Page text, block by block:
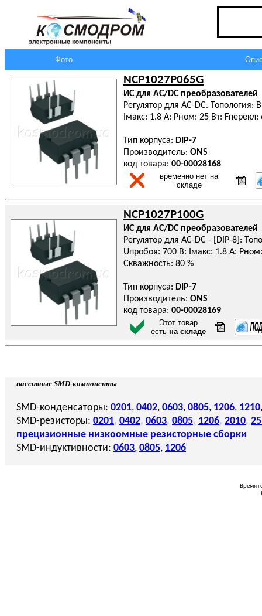
Фото
NCP1027P065G
ИС для AC/DC преобразователей
Регулятор для AC-DC. Топология:
Iмакс: 1.8 А: Pном: 25 Вт:
Тип корпуса: DIP-7
Производитель: ONS
код товара: 00-00028168
временно нет на
складе
NCP1027P100G
ИС для AC/DC преобразователей
Регулятор для AC-DC - [DIP-8]:
Uпробоя: 700 В: Iмакс: 1.8 А:
Скважность: 80 %
Тип корпуса: DIP-7
Производитель: ONS
код товара: 00-00028169
Этот товар
есть на складе
пассивные SMD-компоненты
SMD-конденсаторы: 0201, 0402, 0603, 0805, 1206, 1210,
SMD-резисторы: 0201, 0402, 0603, 0805, 1206, 2010,
прецизионные низкоомные резисторные сборки
SMD-индуктивности: 0603, 0805, 1206
Время